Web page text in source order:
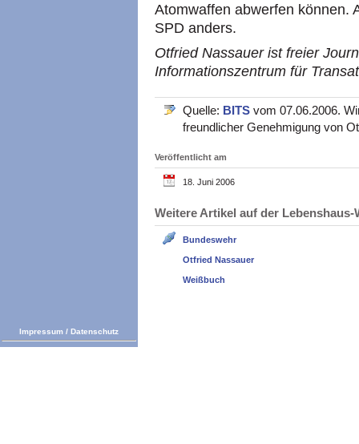
Atomwaffen abwerfen können.
SPD anders.
Otfried Nassauer ist freier
Informationszentrum für
Quelle: BITS vom 07.06.2006.
freundlicher Genehmigung von
Veröffentlicht am
18. Juni 2006
Weitere Artikel auf der
Bundeswehr
Otfried Nassauer
Weißbuch
Impressum / Datenschutz